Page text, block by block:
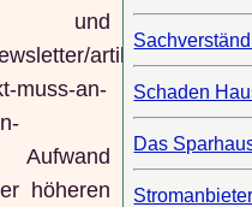
und
artikel/
muss-an-
Aufwand
höheren
Schaden
Das